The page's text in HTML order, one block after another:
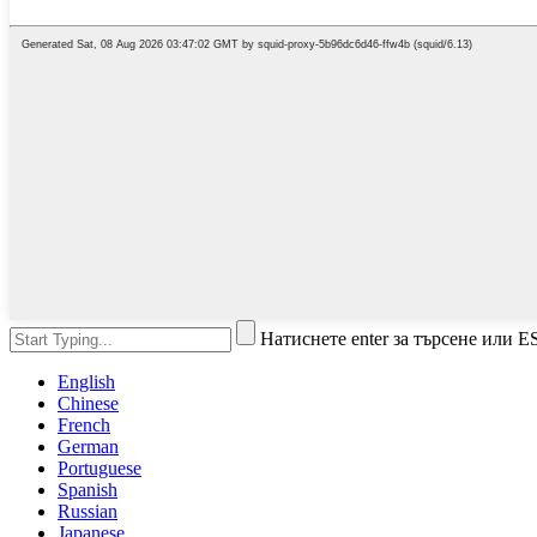
Натиснете enter за търсене или
English
Chinese
French
German
Portuguese
Spanish
Russian